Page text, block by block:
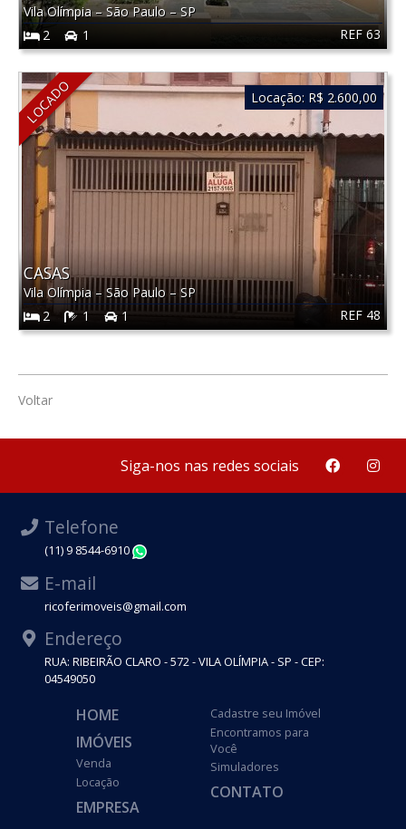
REF 63
Vila Olímpia – São Paulo – SP
2
1
LOCADO
REF 48
CASAS
Vila Olímpia – São Paulo – SP
2
1 1
Locação: R$ 2.600,00
Voltar
Siga-nos nas redes sociais
Telefone
(11) 9 8544-6910
E-mail
ricoferimoveis@gmail.com
Endereço
RUA: RIBEIRÃO CLARO - 572 - VILA OLÍMPIA - SP - CEP:
04549050
HOME
IMÓVEIS
Venda
Locação
EMPRESA
Cadastre seu Imóvel
Encontramos para
Você
Simuladores
CONTATO